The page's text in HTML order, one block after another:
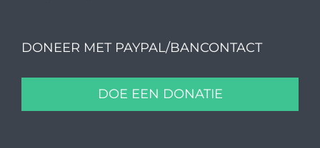
DONEER MET PAYPAL/BANCONTACT
DOE EEN DONATIE